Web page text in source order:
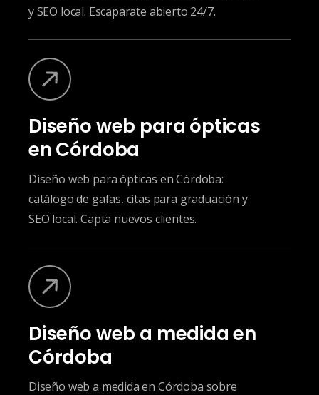
y SEO local. Escaparate abierto 24/7.
Diseño web para ópticas
en Córdoba
Diseño web para ópticas en Córdoba:
catálogo de gafas, citas para graduación y
SEO local. Capta nuevos clientes.
Diseño web a medida en
Córdoba
Diseño web a medida en Córdoba sobre